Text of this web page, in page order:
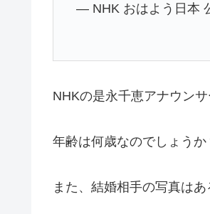
— NHK おはよう日本
NHKの是永千恵アナウンサ
年齢は何歳なのでしょうか
また、結婚相手の写真はあ